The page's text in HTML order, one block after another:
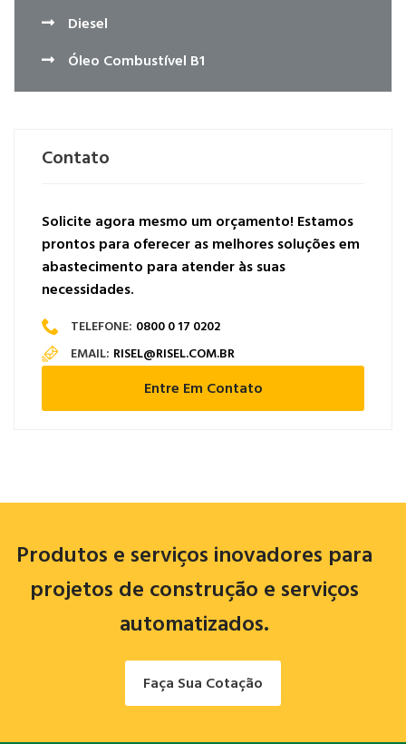
Diesel
Óleo Combustível B1
Contato
Solicite agora mesmo um orçamento! Estamos
prontos para oferecer as melhores soluções em
abastecimento para atender às suas
necessidades.
TELEFONE: 0800 0 17 0202
EMAIL: RISEL@RISEL.COM.BR
Entre Em Contato
Produtos e serviços inovadores para
projetos de construção e serviços
automatizados.
Faça Sua Cotação